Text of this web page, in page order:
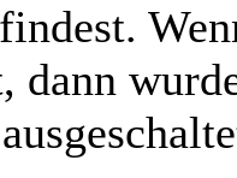
dann